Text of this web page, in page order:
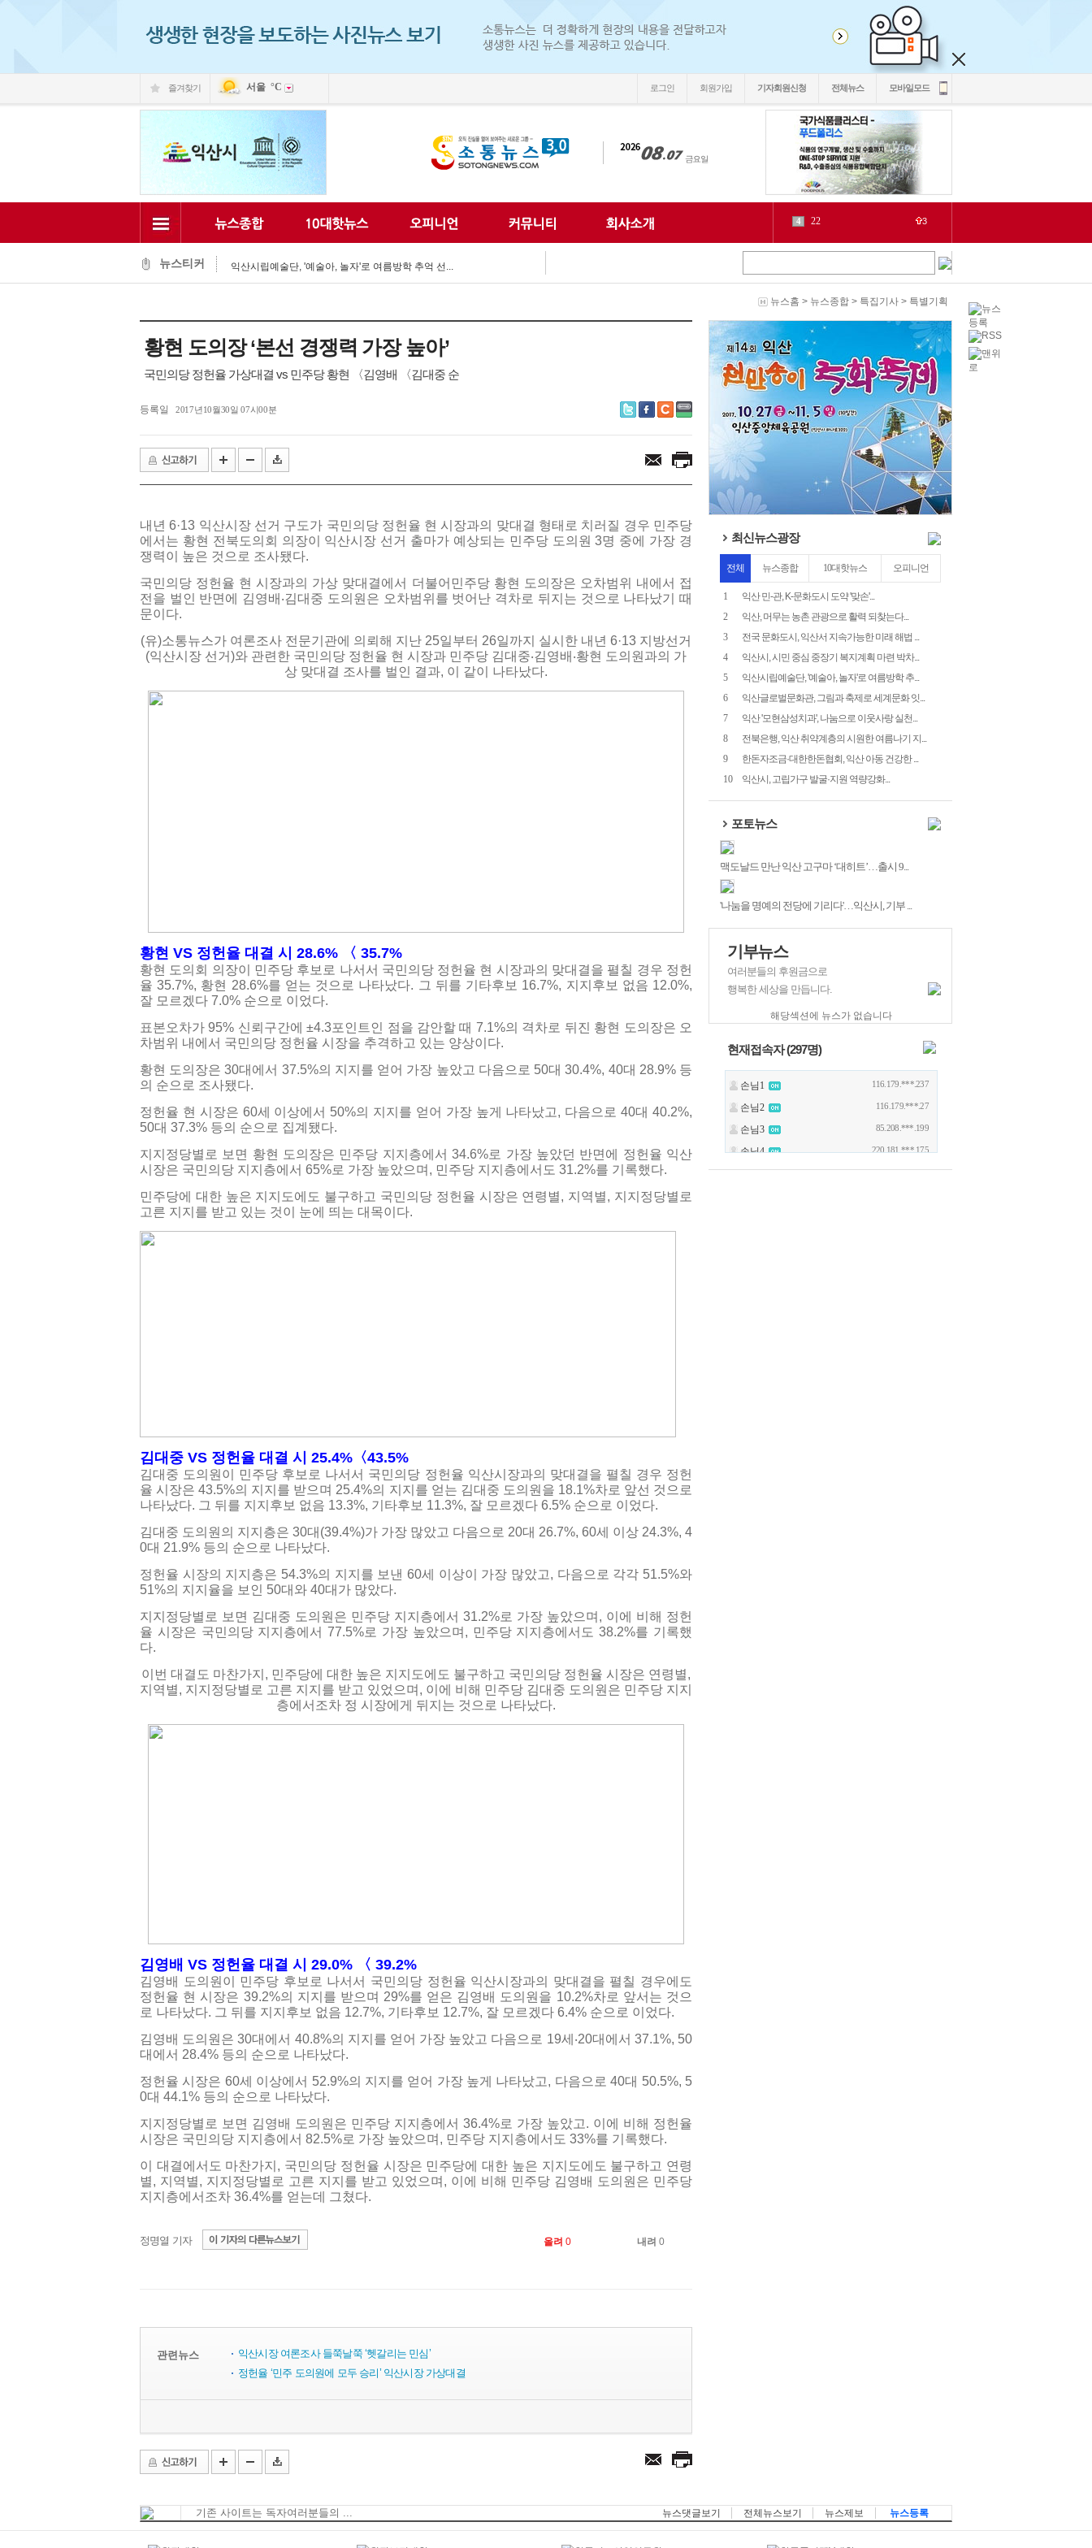
즐겨찾기 서울 °C 로그인 회원가입 기자회원신청 전체뉴스 모바일모드
4 22
3
6 1
2
7
源
1
9
二쇱감
2
10
紐⑦
2
cctv
1
LH
3
chlwntjd
뉴스티커
익산, 머무는 농촌 관광으로 활력 되찾는다...
전국 문화도시, 익산서 지속가능한 미래 해법 모색...
익산시립예술단, '예술아, 놀자'로 여름방학 추억 선...
익산시, 고립가구 발굴·지원 역량강화...
전북은행, 익산 취약계층의 시원한 여름나기 지원...
뉴스홈 > 뉴스종합 > 특집기사 > 특별기획
황현 도의장 ‘본선 경쟁력 가장 높아’
국민의당 정헌율 가상대결 vs 민주당 황현 〈김영배 〈김대중 순
등록일 2017년10월30일 07시00분
내년 6·13 익산시장 선거 구도가 국민의당 정헌율 현 시장과의 맞대결 형태로 치러질 경우 민주당
에서는 황현 전북도의회 의장이 익산시장 선거 출마가 예상되는 민주당 도의원 3명 중에 가장 경
쟁력이 높은 것으로 조사됐다.
국민의당 정헌율 현 시장과의 가상 맞대결에서 더불어민주당 황현 도의장은 오차범위 내에서 접
전을 벌인 반면에 김영배‧김대중 도의원은 오차범위를 벗어난 격차로 뒤지는 것으로 나타났기 때
문이다.
(유)소통뉴스가 여론조사 전문기관에 의뢰해 지난 25일부터 26일까지 실시한 내년 6·13 지방선거
(익산시장 선거)와 관련한 국민의당 정헌율 현 시장과 민주당 김대중‧김영배‧황현 도의원과의 가
상 맞대결 조사를 벌인 결과, 이 같이 나타났다.
황현 VS 정헌율 대결 시 28.6% 〈 35.7%
황현 도의회 의장이 민주당 후보로 나서서 국민의당 정헌율 현 시장과의 맞대결을 펼칠 경우 정헌
율 35.7%, 황현 28.6%를 얻는 것으로 나타났다. 그 뒤를 기타후보 16.7%, 지지후보 없음 12.0%,
잘 모르겠다 7.0% 순으로 이었다.
표본오차가 95% 신뢰구간에 ±4.3포인트인 점을 감안할 때 7.1%의 격차로 뒤진 황현 도의장은 오
차범위 내에서 국민의당 정헌율 시장을 추격하고 있는 양상이다.
황현 도의장은 30대에서 37.5%의 지지를 얻어 가장 높았고 다음으로 50대 30.4%, 40대 28.9% 등
의 순으로 조사됐다.
정헌율 현 시장은 60세 이상에서 50%의 지지를 얻어 가장 높게 나타났고, 다음으로 40대 40.2%,
50대 37.3% 등의 순으로 집계됐다.
지지정당별로 보면 황현 도의장은 민주당 지지층에서 34.6%로 가장 높았던 반면에 정헌율 익산
시장은 국민의당 지지층에서 65%로 가장 높았으며, 민주당 지지층에서도 31.2%를 기록했다.
민주당에 대한 높은 지지도에도 불구하고 국민의당 정헌율 시장은 연령별, 지역별, 지지정당별로
고른 지지를 받고 있는 것이 눈에 띄는 대목이다.
김대중 VS 정헌율 대결 시 25.4%〈43.5%
김대중 도의원이 민주당 후보로 나서서 국민의당 정헌율 익산시장과의 맞대결을 펼칠 경우 정헌
율 시장은 43.5%의 지지를 받으며 25.4%의 지지를 얻는 김대중 도의원을 18.1%차로 앞선 것으로
나타났다. 그 뒤를 지지후보 없음 13.3%, 기타후보 11.3%, 잘 모르겠다 6.5% 순으로 이었다.
김대중 도의원의 지지층은 30대(39.4%)가 가장 많았고 다음으로 20대 26.7%, 60세 이상 24.3%, 4
0대 21.9% 등의 순으로 나타났다.
정헌율 시장의 지지층은 54.3%의 지지를 보낸 60세 이상이 가장 많았고, 다음으로 각각 51.5%와
51%의 지지율을 보인 50대와 40대가 많았다.
지지정당별로 보면 김대중 도의원은 민주당 지지층에서 31.2%로 가장 높았으며, 이에 비해 정헌
율 시장은 국민의당 지지층에서 77.5%로 가장 높았으며, 민주당 지지층에서도 38.2%를 기록했
다.
이번 대결도 마찬가지, 민주당에 대한 높은 지지도에도 불구하고 국민의당 정헌율 시장은 연령별,
지역별, 지지정당별로 고른 지지를 받고 있었으며, 이에 비해 민주당 김대중 도의원은 민주당 지지
층에서조차 정 시장에게 뒤지는 것으로 나타났다.
김영배 VS 정헌율 대결 시 29.0% 〈 39.2%
김영배 도의원이 민주당 후보로 나서서 국민의당 정헌율 익산시장과의 맞대결을 펼칠 경우에도
정헌율 현 시장은 39.2%의 지지를 받으며 29%를 얻은 김영배 도의원을 10.2%차로 앞서는 것으
로 나타났다. 그 뒤를 지지후보 없음 12.7%, 기타후보 12.7%, 잘 모르겠다 6.4% 순으로 이었다.
김영배 도의원은 30대에서 40.8%의 지지를 얻어 가장 높았고 다음으로 19세‧20대에서 37.1%, 50
대에서 28.4% 등의 순으로 나타났다.
정헌율 시장은 60세 이상에서 52.9%의 지지를 얻어 가장 높게 나타났고, 다음으로 40대 50.5%, 5
0대 44.1% 등의 순으로 나타났다.
지지정당별로 보면 김영배 도의원은 민주당 지지층에서 36.4%로 가장 높았고. 이에 비해 정헌율
시장은 국민의당 지지층에서 82.5%로 가장 높았으며, 민주당 지지층에서도 33%를 기록했다.
이 대결에서도 마찬가지, 국민의당 정헌율 시장은 민주당에 대한 높은 지지도에도 불구하고 연령
별, 지역별, 지지정당별로 고른 지지를 받고 있었으며, 이에 비해 민주당 김영배 도의원은 민주당
지지층에서조차 36.4%를 얻는데 그쳤다.
정명열 기자 올려 0 내려 0
관련뉴스
익산시장 여론조사 들쭉날쭉 ‘헷갈리는 민심’
정헌율 ‘민주 도의원에 모두 승리’ 익산시장 가상대결
최신뉴스광장
전체 뉴스종합 10대핫뉴스 오피니언
1
익산 민-관, K-문화도시 도약 '맞손'...
2
익산, 머무는 농촌 관광으로 활력 되찾는다...
3
전국 문화도시, 익산서 지속가능한 미래 해법 ...
4
익산시, 시민 중심 중장기 복지계획 마련 박차...
5
익산시립예술단, '예술아, 놀자'로 여름방학 추...
6
익산글로벌문화관, 그림과 축제로 세계문화 잇...
7
익산 '모현삼성치과', 나눔으로 이웃사랑 실천...
8
전북은행, 익산 취약계층의 시원한 여름나기 지...
9
한돈자조금·대한한돈협회, 익산 아동 건강한 ...
10
익산시, 고립가구 발굴·지원 역량강화...
포토뉴스
맥도날드 만난 익산 고구마 ‘대히트’…출시 9...
'나눔을 명예의 전당에 기리다'…익산시, 기부 ...
기부뉴스
여러분들의 후원금으로
행복한 세상을 만듭니다.
해당섹션에 뉴스가 없습니다
현재접속자 (297명)
기존 사이트는 독자여러분들의 ... 뉴스댓글보기 전체뉴스보기 뉴스제보 뉴스등록